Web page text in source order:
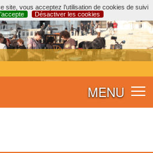
site, vous acceptez l’utilisation de cookies de suivi
Désactiver les cookies
MENU